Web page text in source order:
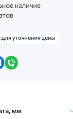
наличие
уточнения цены
мм